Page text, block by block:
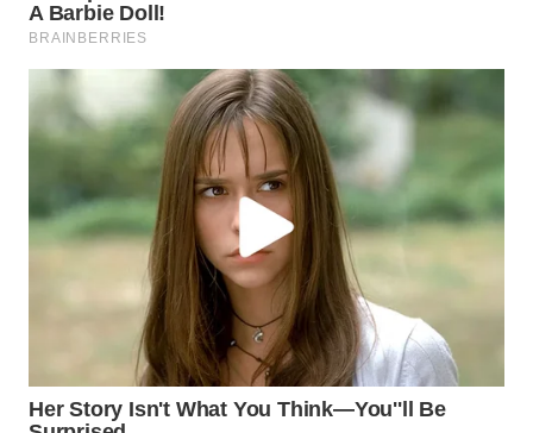
WN
BOGOR
WN
DEPOK
WN
TAPANULI
UTARA
WN
PADANG